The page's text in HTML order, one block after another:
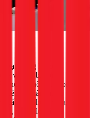
gạt) cũng là một
van xả bị cong
nó sẽ không thể bịt
này làm nước
cấp phải hoạt động
đi, và từ đó gây ra